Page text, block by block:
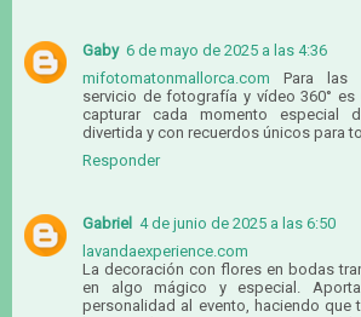
Gaby 6 de mayo de 2025 a las 4:36
mifotomatonmallorca.com Para las
servicio de fotografía y vídeo 360°
capturar cada momento especial
divertida y con recuerdos únicos para
Responder
Gabriel 4 de junio de 2025 a las 6:50
lavandaexperience.com
La decoración con flores en bodas
en algo mágico y especial.
personalidad al evento, haciendo que